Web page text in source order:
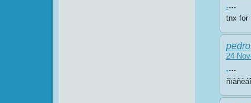
.…
tnx
pedro
24
.…